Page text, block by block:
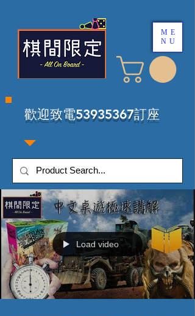
​歡迎致電53935367訂座
ME
NU
Load video